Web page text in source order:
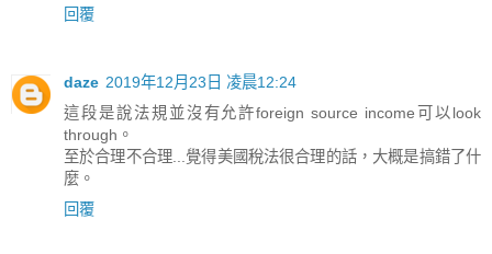
回覆
daze 2019年12月23日 凌晨12:24
這段是說法規並沒有允許foreign source income可以look
through。
至於合理不合理...覺得美國稅法很合理的話，大概是搞錯了什
麼。
回覆